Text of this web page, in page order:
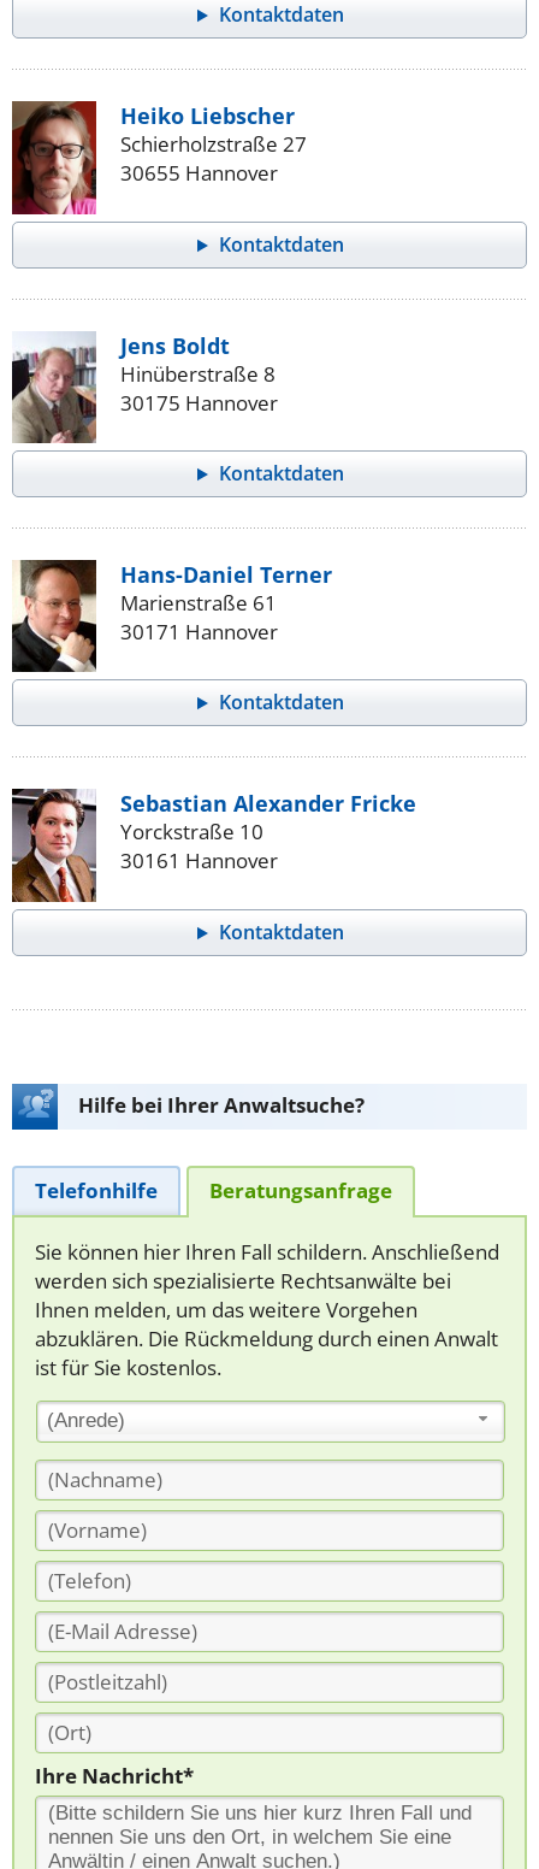
Kontaktdaten
Heiko Liebscher
Schierholzstraße 27
30655 Hannover
Kontaktdaten
Jens Boldt
Hinüberstraße 8
30175 Hannover
Kontaktdaten
Hans-Daniel Terner
Marienstraße 61
30171 Hannover
Kontaktdaten
Sebastian Alexander Fricke
Yorckstraße 10
30161 Hannover
Kontaktdaten
Hilfe bei Ihrer Anwaltsuche?
Telefonhilfe Beratungsanfrage
Sie können hier Ihren Fall schildern. Anschließend
werden sich spezialisierte Rechtsanwälte bei
Ihnen melden, um das weitere Vorgehen
abzuklären. Die Rückmeldung durch einen Anwalt
ist für Sie kostenlos.
(Anrede)
Ihre Nachricht*